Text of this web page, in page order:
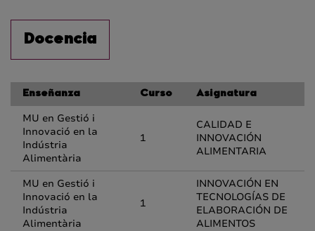
Docencia
Enseñanza Curso Asignatura
MU en Gestió i
Innovació en la
Indústria
Alimentària
1
CALIDAD E
INNOVACIÓN
ALIMENTARIA
MU en Gestió i
Innovació en la
Indústria
Alimentària
1
INNOVACIÓN EN
TECNOLOGÍAS DE
ELABORACIÓN DE
ALIMENTOS